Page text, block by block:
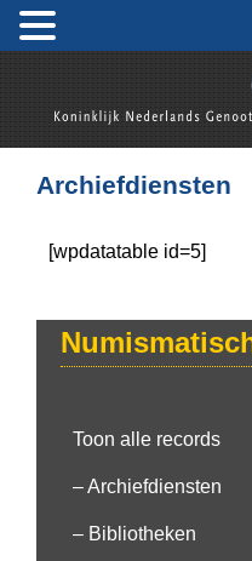
Koninklijk Nederlands
Archiefdiensten
[wpdatatable id=5]
Toon alle records
– Archiefdiensten
– Bibliotheken